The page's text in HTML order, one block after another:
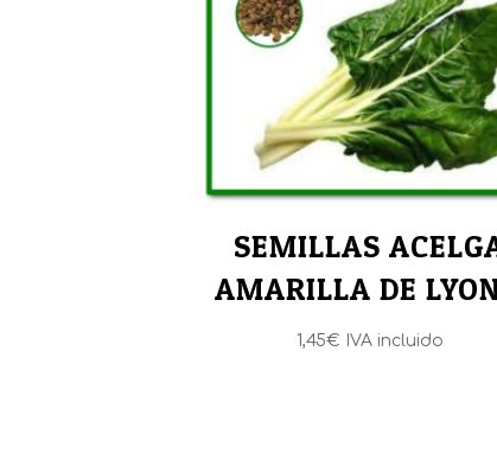
SEMILLAS
AMARILLA DE
1,45€ IVA incluido